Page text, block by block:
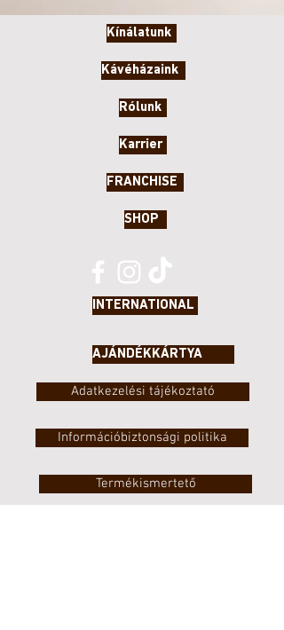
Kínálatunk
Kávéházaink
Rólunk
Karrier
FRANCHISE
SHOP
INTERNATIONAL
AJÁNDÉKKÁRTYA
Adatkezelési tájékoztató
Információbiztonsági politika
Termékismertető